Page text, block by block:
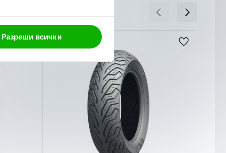
Разреши всички